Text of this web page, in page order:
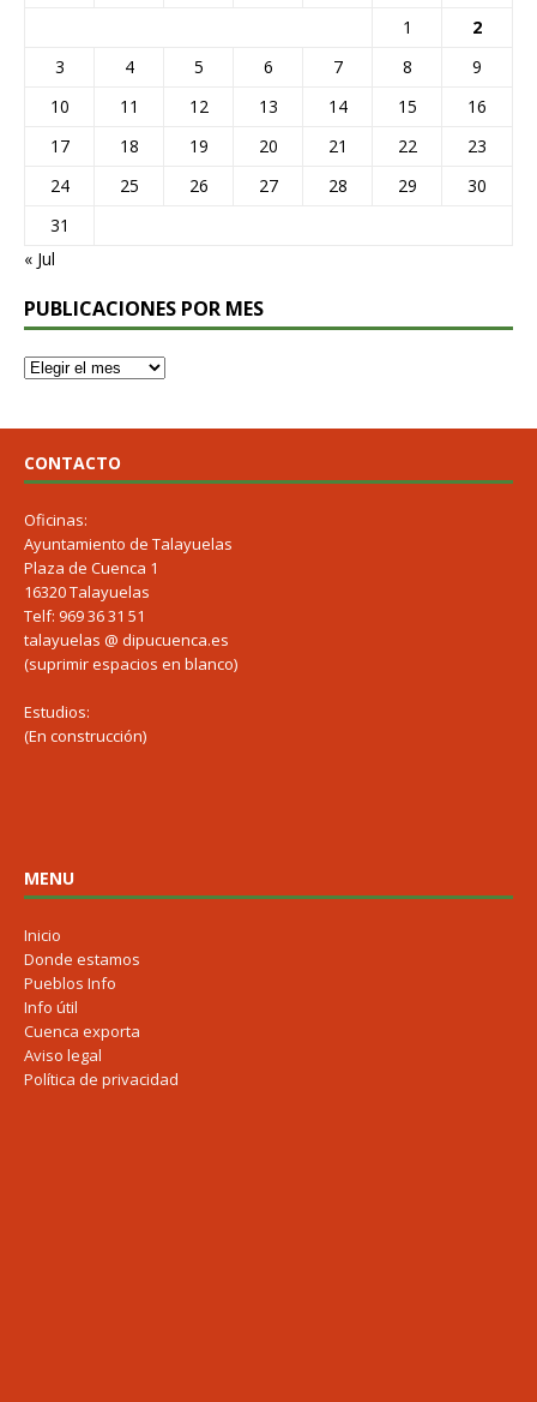
1
2
3
4 5 6 7 8
9
10
11 12 13 14 15
16
17
18 19 20 21 22
23
24
25 26 27 28 29
30
31
« Jul
PUBLICACIONES POR MES
CONTACTO
Oficinas:
Ayuntamiento de Talayuelas
Plaza de Cuenca 1
16320 Talayuelas
Telf: 969 36 31 51
talayuelas @ dipucuenca.es
(suprimir espacios en blanco)
Estudios:
(En construcción)
MENU
Inicio
Donde estamos
Pueblos Info
Info útil
Cuenca exporta
Aviso legal
Política de privacidad